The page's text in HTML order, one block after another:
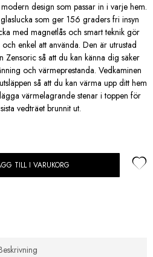
design som passar in i varje hem.
som ger 156 graders fri insyn
med magnetlås och smart teknik gör
enkel att använda. Den är utrustad
Zensoric så att du kan känna dig säker
och värmeprestanda. Vedkaminen
så att du kan värma upp ditt hem
värmelagrande stenar i toppen för
vedträet brunnit ut.
TILL I VARUKORG